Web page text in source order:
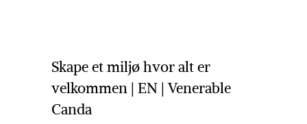
Skape et miljø hvor alt er
velkommen | EN | Venerable
Canda